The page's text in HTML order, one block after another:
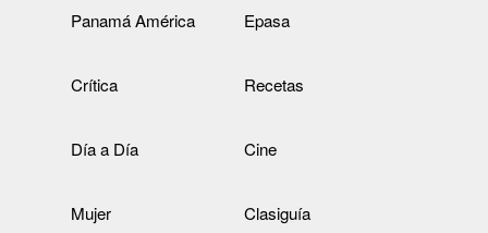
Panamá América Epasa
Crítica Recetas
Día a Día Cine
Mujer Clasiguía